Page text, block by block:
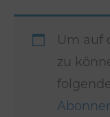
Um auf
zu